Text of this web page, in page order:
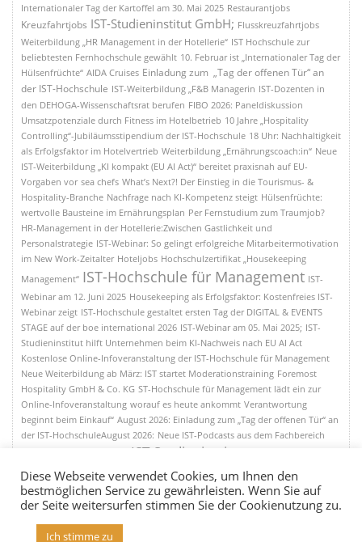
Internationaler Tag der Kartoffel am 30. Mai 2025 Restaurantjobs
Kreuzfahrtjobs IST-Studieninstitut GmbH; Flusskreuzfahrtjobs
Weiterbildung „HR Management in der Hotellerie“ IST Hochschule zur
beliebtesten Fernhochschule gewählt 10. Februar ist „Internationaler Tag der
Hülsenfrüchte“ AIDA Cruises Einladung zum „Tag der offenen Tür“ an
der IST-Hochschule IST-Weiterbildung „F&B Managerin IST-Dozenten in
den DEHOGA-Wissenschaftsrat berufen FIBO 2026: Paneldiskussion
Umsatzpotenziale durch Fitness im Hotelbetrieb 10 Jahre „Hospitality
Controlling“-Jubiläumsstipendium der IST-Hochschule 18 Uhr: Nachhaltigkeit
als Erfolgsfaktor im Hotelvertrieb Weiterbildung „Ernährungscoach:in“ Neue
IST-Weiterbildung „KI kompakt (EU AI Act)“ bereitet praxisnah auf EU-
Vorgaben vor sea chefs What’s Next?! Der Einstieg in die Tourismus- &
Hospitality-Branche Nachfrage nach KI-Kompetenz steigt Hülsenfrüchte:
wertvolle Bausteine im Ernährungsplan Per Fernstudium zum Traumjob?
HR-Management in der Hotellerie:Zwischen Gastlichkeit und
Personalstrategie IST-Webinar: So gelingt erfolgreiche Mitarbeitermotivation
im New Work-Zeitalter Hoteljobs Hochschulzertifikat „Housekeeping
Management“ IST-Hochschule für Management IST-
Webinar am 12. Juni 2025 Housekeeping als Erfolgsfaktor: Kostenfreies IST-
Webinar zeigt IST-Hochschule gestaltet ersten Tag der DIGITAL & EVENTS
STAGE auf der boe international 2026 IST-Webinar am 05. Mai 2025; IST-
Studieninstitut hilft Unternehmen beim KI-Nachweis nach EU AI Act
Kostenlose Online-Infoveranstaltung der IST-Hochschule für Management
Neue Weiterbildung ab März: IST startet Moderationstraining Foremost
Hospitality GmbH & Co. KG ST-Hochschule für Management lädt ein zur
Online-Infoveranstaltung worauf es heute ankommt Verantwortung
beginnt beim Einkauf“ August 2026: Einladung zum „Tag der offenen Tür“ an
der IST-HochschuleAugust 2026: Neue IST-Podcasts aus dem Fachbereich
IST-Studieninstitut
Höfe;
5-Sterne-Superior-Hotel „Der Sonnenhof
Zwei neue
Hochschulzertifikate an der IST-Hochschule Welttag für Sicherheit und
Gesundheit am Arbeitsplatz;
Diese Webseite verwendet Cookies, um Ihnen den
bestmöglichen Service zu gewährleisten. Wenn Sie auf
der Seite weitersurfen stimmen Sie der Cookienutzung zu.
Ich stimme zu